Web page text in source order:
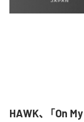
HAWK、「On